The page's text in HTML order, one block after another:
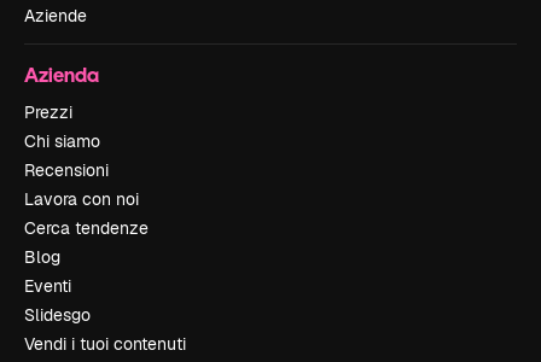
Aziende
Azienda
Prezzi
Chi siamo
Recensioni
Lavora con noi
Cerca tendenze
Blog
Eventi
Slidesgo
Vendi i tuoi contenuti